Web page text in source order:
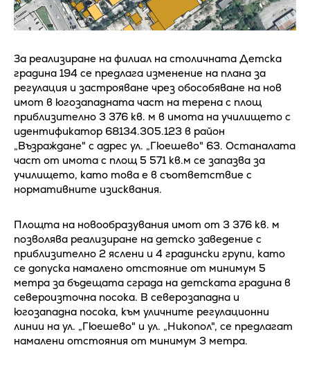
За реализиране на филиал на столичната Детска
градина 194 се предлага изменение на плана за
регулация и застрояване чрез обособяване на нов
имот в югозападната част на терена с площ
приблизително 3 376 кв. м в имота на училището с
идентификатор 68134.305.123 в район
„Възраждане" с адрес ул. „Гюешево" 63. Останалата
част от имота с площ 5 571 кв.м се запазва за
училището, като това е в съответствие с
нормативните изисквания.
Площта на новообразувания имот от 3 376 кв. м
позволява реализиране на детско заведение с
приблизително 2 яслени и 4 градински групи, като
се допуска намалено отстояние от минимум 5
метра за бъдещата сграда на детската градина в
североизточна посока. В северозападна и
югозападна посока, към уличните регулационни
линии на ул. „Гюешево" и ул. „Никопол", се предлагат
намалени отстояния от минимум 3 метра.